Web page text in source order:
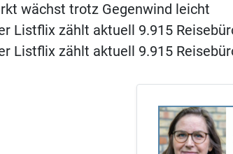
wächst trotz Gegenwind leicht
Listflix zählt aktuell 9.915
Listflix zählt aktuell 9.915